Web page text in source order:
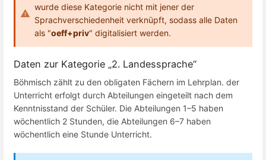
wurde diese Kategorie nicht mit jener der
Sprachverschiedenheit verknüpft, sodass alle Daten
als "oeff+priv" digitalisiert werden.
Daten zur Kategorie „2. Landessprache“
Böhmisch zählt zu den obligaten Fächern im Lehrplan. der
Unterricht erfolgt durch Abteilungen eingeteilt nach dem
Kenntnisstand der Schüler. Die Abteilungen 1–5 haben
wöchentlich 2 Stunden, die Abteilungen 6–7 haben
wöchentlich eine Stunde Unterricht.